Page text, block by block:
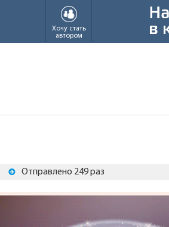
Хочу стать
автором
Отправлено 249 раз